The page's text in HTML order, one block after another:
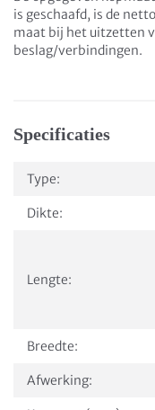
is geschaafd, is de
maat bij het uitzetten
beslag/verbindingen.
Specificaties
Type:
Dikte:
Lengte:
Breedte:
Afwerking: